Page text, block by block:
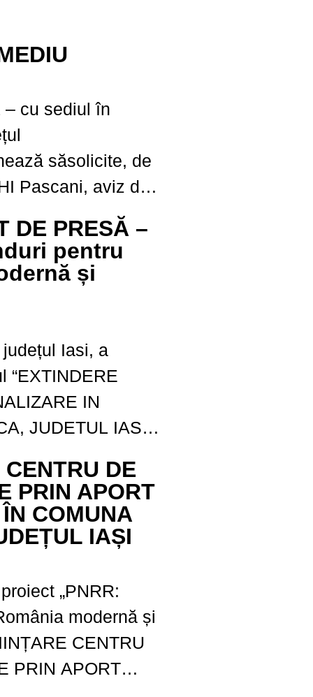
– cu sediul în
săsolicite, de
Pascani, aviz de
LEA
asigurarea
stâlpii nr. 24 și 25,
Pașcani,
cadastral
este o investiție...
DE PRESĂ –
pentru
și
Iasi, a
“EXTINDERE
IN
JUDETUL IASI”
Apel nr.
reprezintă linia
și canalizare în...
DE
PRIN APORT
COMUNA
IAȘI
„PNRR:
modernă și
PRIN APORT